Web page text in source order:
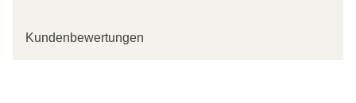
Kundenbewertungen